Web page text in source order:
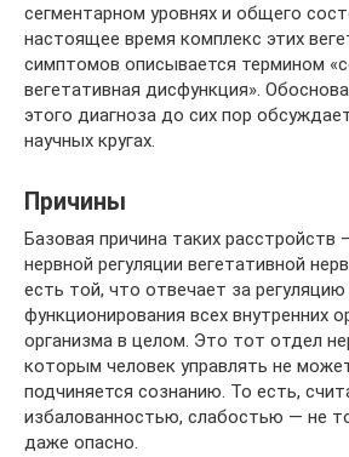
сегментарном уровнях и общего
настоящее время комплекс этих
симптомов описывается термином
вегетативная дисфункция».
этого диагноза до сих пор
научных кругах.
Причины
Базовая причина таких расстройств
нервной регуляции вегетативной
есть той, что отвечает за
функционирования всех внутренних
организма в целом. Это тот отдел
которым человек управлять не
подчиняется сознанию. То есть,
избалованностью, слабостью — не
даже опасно.